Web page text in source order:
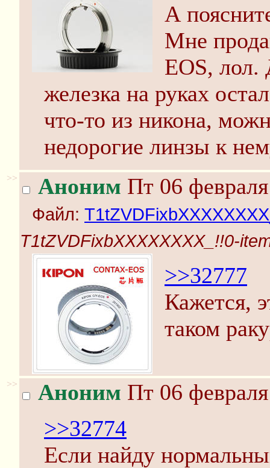
А
Мне
EOS, лол.
железка на руках
что-то из никона,
недорогие линзы к
>> Аноним Пт 06
Файл:
T1tZVDFixbXXXXXXXX_!!0-
>>32777
Кажется,
таком
>> Аноним Пт 06
>>32774
Если найду